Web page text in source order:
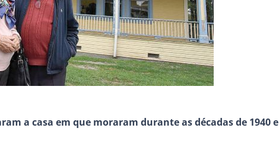
a casa em que moraram durante as décadas de 1940 e